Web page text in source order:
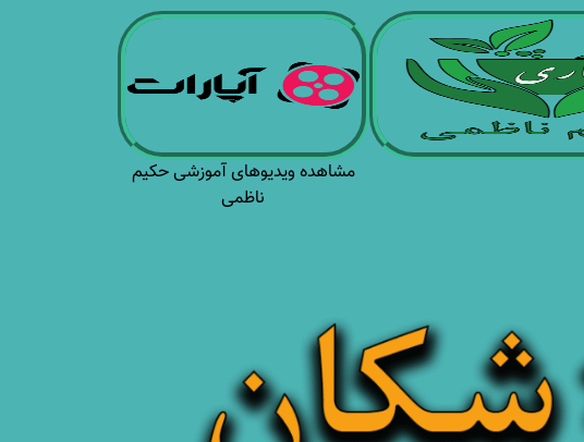
مشاهده ویدیوهای آموزشی حکیم
ناظمی